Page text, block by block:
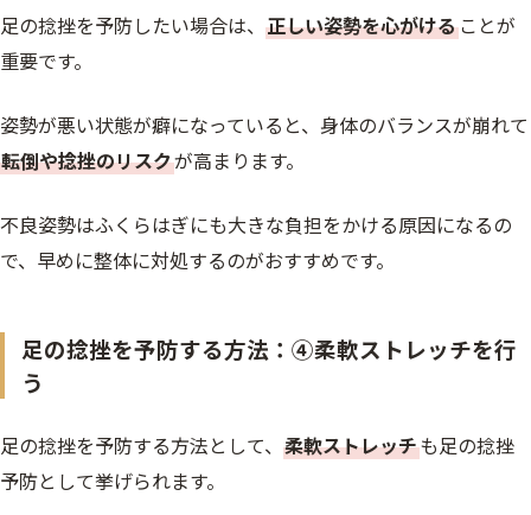
足の捻挫を予防したい場合は、 正しい姿勢を心がけることが
重要です。
姿勢が悪い状態が癖になっていると、身体のバランスが崩れて
転倒や捻挫のリスクが高まります。
不良姿勢はふくらはぎにも大きな負担をかける原因になるの
で、早めに整体に対処するのがおすすめです。
足の捻挫を予防する方法：④柔軟ストレッチを行
う
足の捻挫を予防する方法として、 柔軟ストレッチも足の捻挫
予防として挙げられます。